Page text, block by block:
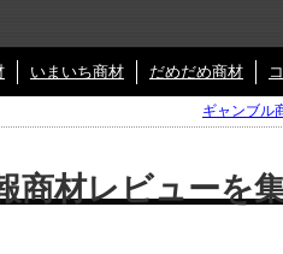
いまいち商材 だめだめ商材
ギャンブル
商材レビューを